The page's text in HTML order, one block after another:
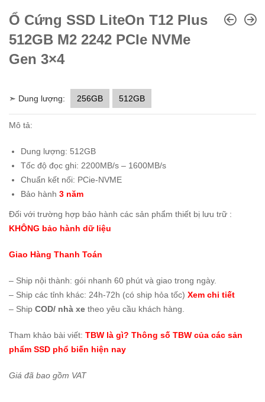
Ổ Cứng SSD LiteOn T12 Plus
512GB M2 2242 PCIe NVMe
Gen 3×4
➣ Dung lượng: 256GB 512GB
Mô tả:
Dung lượng: 512GB
Tốc độ đọc ghi: 2200MB/s – 1600MB/s
Chuẩn kết nối: PCie-NVME
Bảo hành 3 năm
Đối với trường hợp bảo hành các sản phẩm thiết bị lưu trữ :
KHÔNG bảo hành dữ liệu
Giao Hàng Thanh Toán
– Ship nội thành: gói nhanh 60 phút và giao trong ngày.
– Ship các tỉnh khác: 24h-72h (có ship hỏa tốc) Xem chi tiết
– Ship COD/ nhà xe theo yêu cầu khách hàng.
Tham khảo bài viết: TBW là gì? Thông số TBW của các sản
phẩm SSD phổ biến hiện nay
Giá đã bao gồm VAT